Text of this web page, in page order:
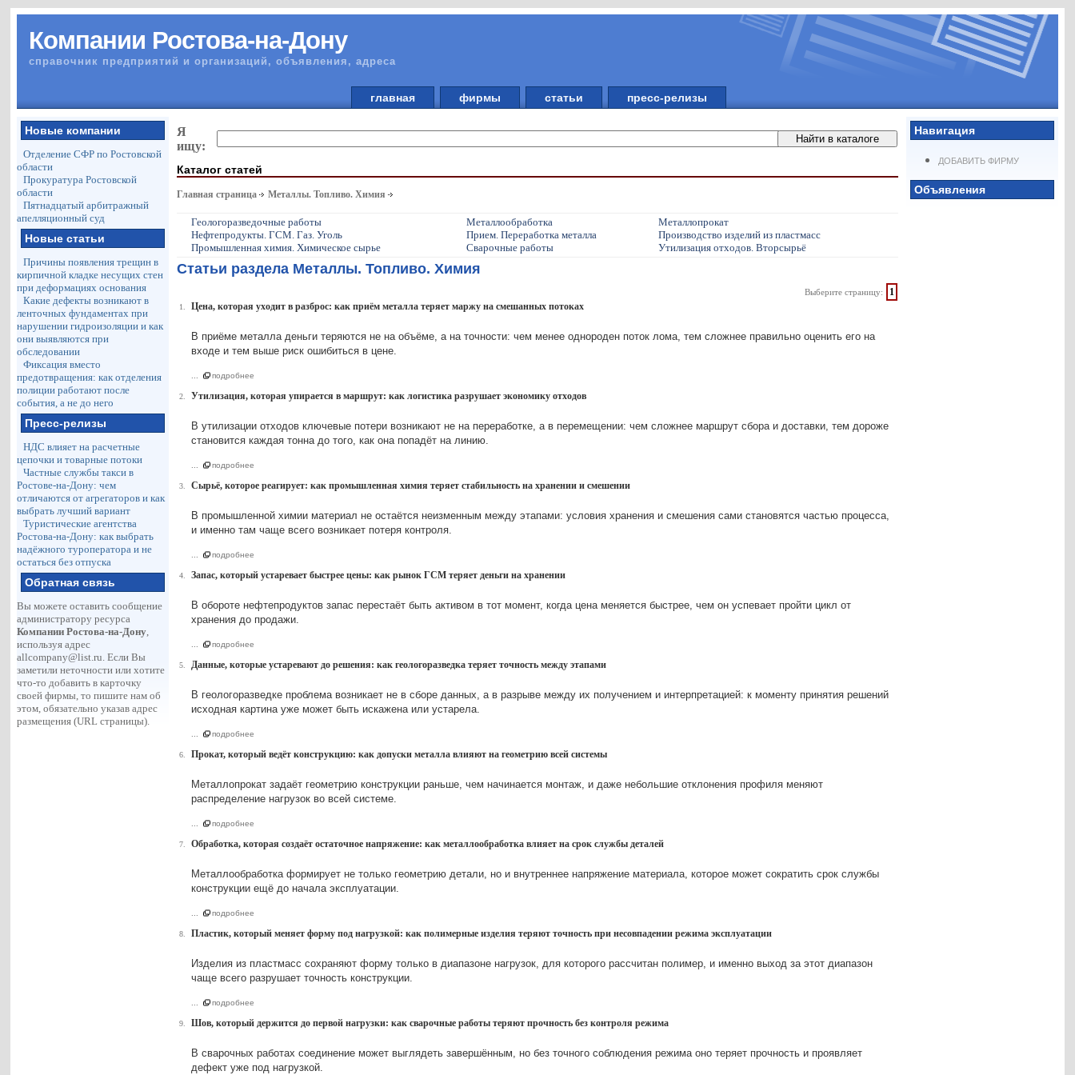
Компании Ростова-на-Дону
справочник предприятий и организаций, объявления, адреса
главная фирмы статьи пресс-релизы
Новые компании
Отделение СФР по Ростовской
области
Прокуратура Ростовской
области
Пятнадцатый арбитражный
апелляционный суд
Новые статьи
Причины появления трещин в
кирпичной кладке несущих стен
при деформациях основания
Какие дефекты возникают в
ленточных фундаментах при
нарушении гидроизоляции и как
они выявляются при
обследовании
Фиксация вместо
предотвращения: как отделения
полиции работают после
события, а не до него
Пресс-релизы
НДС влияет на расчетные
цепочки и товарные потоки
Частные службы такси в
Ростове-на-Дону: чем
отличаются от агрегаторов и как
выбрать лучший вариант
Туристические агентства
Ростова-на-Дону: как выбрать
надёжного туроператора и не
остаться без отпуска
Обратная связь
Вы можете оставить сообщение
администратору ресурса
Компании Ростова-на-Дону,
используя адрес
allcompany@list.ru. Если Вы
заметили неточности или хотите
что-то добавить в карточку
своей фирмы, то пишите нам об
этом, обязательно указав адрес
размещения (URL страницы).
Навигация
ДОБАВИТЬ ФИРМУ
Объявления
Я
ищу:
Каталог статей
Главная страница Металлы. Топливо. Химия
Геологоразведочные работы Металлообработка
Металлопрокат
Нефтепродукты. ГСМ. Газ. Уголь
Прием. Переработка металла
Производство изделий из пластмасс
Промышленная химия. Химическое сырье
Сварочные работы Утилизация отходов. Вторсырьё
Статьи раздела Металлы. Топливо. Химия
Выберите страницу: 1
1. Цена, которая уходит в разброс: как приём металла теряет маржу на смешанных потоках
В приёме металла деньги теряются не на объёме, а на точности: чем менее однороден поток лома, тем сложнее правильно оценить его на
входе и тем выше риск ошибиться в цене.
подробнее
2. Утилизация, которая упирается в маршрут: как логистика разрушает экономику отходов
В утилизации отходов ключевые потери возникают не на переработке, а в перемещении: чем сложнее маршрут сбора и доставки, тем дороже
становится каждая тонна до того, как она попадёт на линию.
подробнее
3. Сырьё, которое реагирует: как промышленная химия теряет стабильность на хранении и смешении
В промышленной химии материал не остаётся неизменным между этапами: условия хранения и смешения сами становятся частью процесса,
и именно там чаще всего возникает потеря контроля.
подробнее
4. Запас, который устаревает быстрее цены: как рынок ГСМ теряет деньги на хранении
В обороте нефтепродуктов запас перестаёт быть активом в тот момент, когда цена меняется быстрее, чем он успевает пройти цикл от
хранения до продажи.
подробнее
5. Данные, которые устаревают до решения: как геологоразведка теряет точность между этапами
В геологоразведке проблема возникает не в сборе данных, а в разрыве между их получением и интерпретацией: к моменту принятия решений
исходная картина уже может быть искажена или устарела.
подробнее
6. Прокат, который ведёт конструкцию: как допуски металла влияют на геометрию всей системы
Металлопрокат задаёт геометрию конструкции раньше, чем начинается монтаж, и даже небольшие отклонения профиля меняют
распределение нагрузок во всей системе.
подробнее
7. Обработка, которая создаёт остаточное напряжение: как металлообработка влияет на срок службы деталей
Металлообработка формирует не только геометрию детали, но и внутреннее напряжение материала, которое может сократить срок службы
конструкции ещё до начала эксплуатации.
подробнее
8. Пластик, который меняет форму под нагрузкой: как полимерные изделия теряют точность при несовпадении режима эксплуатации
Изделия из пластмасс сохраняют форму только в диапазоне нагрузок, для которого рассчитан полимер, и именно выход за этот диапазон
чаще всего разрушает точность конструкции.
подробнее
9. Шов, который держится до первой нагрузки: как сварочные работы теряют прочность без контроля режима
В сварочных работах соединение может выглядеть завершённым, но без точного соблюдения режима оно теряет прочность и проявляет
дефект уже под нагрузкой.